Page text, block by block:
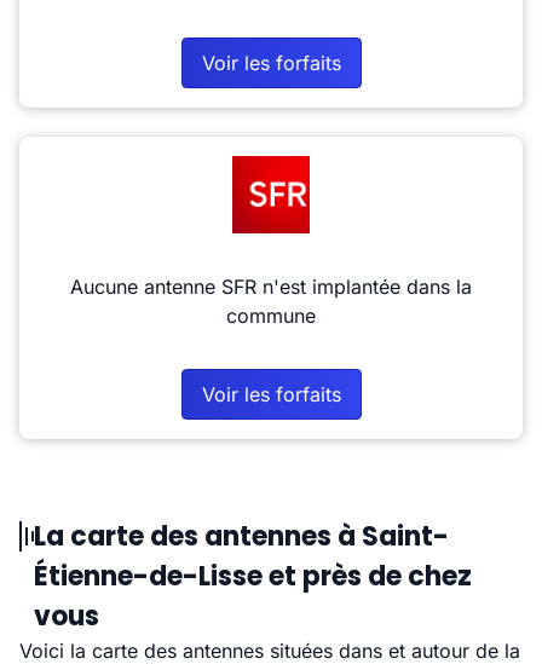
Voir les forfaits
Aucune antenne SFR n'est implantée dans la
commune
Voir les forfaits
La carte des antennes à Saint-
Étienne-de-Lisse et près de chez
vous
Voici la carte des antennes situées dans et autour de la